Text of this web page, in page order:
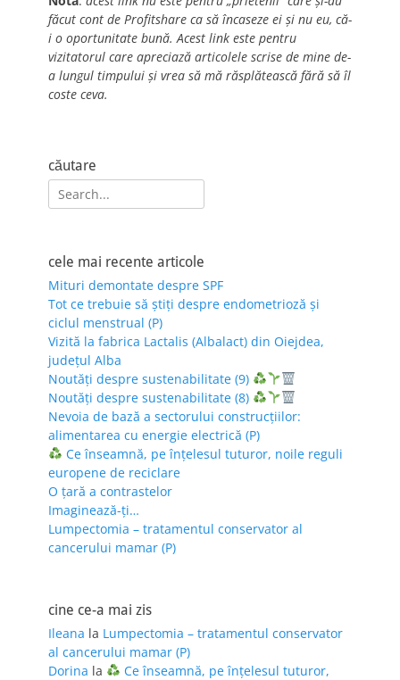
făcut cont de Profitshare ca să încaseze ei și nu eu, că-
i o oportunitate bună. Acest link este pentru
vizitatorul care apreciază articolele scrise de mine de-
a lungul timpului și vrea să mă răsplătească fără să îl
coste ceva.
căutare
Search
for:
cele mai recente articole
Mituri demontate despre SPF
Tot ce trebuie să știți despre endometrioză și
ciclul menstrual (P)
Vizită la fabrica Lactalis (Albalact) din Oiejdea,
județul Alba
Noutăți despre sustenabilitate (9)
Noutăți despre sustenabilitate (8)
Nevoia de bază a sectorului construcțiilor:
alimentarea cu energie electrică (P)
Ce înseamnă, pe înțelesul tuturor, noile reguli
europene de reciclare
O țară a contrastelor
Imaginează-ți…
Lumpectomia – tratamentul conservator al
cancerului mamar (P)
cine ce-a mai zis
Ileana la Lumpectomia – tratamentul conservator
al cancerului mamar (P)
Dorina la
Ce înseamnă, pe înțelesul tuturor,